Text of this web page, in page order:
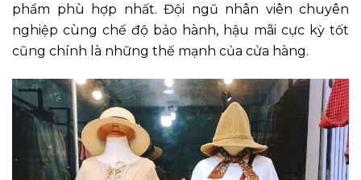
phẩm phù hợp nhất. Đội ngũ nhân viên chuyên
nghiệp cùng chế độ bảo hành, hậu mãi cực kỳ tốt
cũng chính là những thế mạnh của cửa hàng.